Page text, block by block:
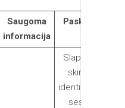
Saugoma
informacija
Paskirtis
Slapukas
skirtas
identifikuoti
sesiją.